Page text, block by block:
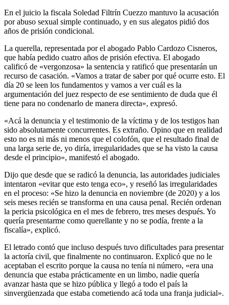
En el juicio la fiscala Soledad Filtrín Cuezzo mantuvo la acusación
por abuso sexual simple continuado, y en sus alegatos pidió dos
años de prisión condicional.
La querella, representada por el abogado Pablo Cardozo Cisneros,
que había pedido cuatro años de prisión efectiva. El abogado
calificó de «vergonzosa» la sentencia y ratificó que presentarán un
recurso de casación. «Vamos a tratar de saber por qué ocurre esto. El
día 20 se leen los fundamentos y vamos a ver cuál es la
argumentación del juez respecto de ese sentimiento de duda que él
tiene para no condenarlo de manera directa», expresó.
«Acá la denuncia y el testimonio de la víctima y de los testigos han
sido absolutamente concurrentes. Es extraño. Opino que en realidad
esto no es ni más ni menos que el colofón, que el resultado final de
una larga serie de, yo diría, irregularidades que se ha visto la causa
desde el principio», manifestó el abogado.
Dijo que desde que se radicó la denuncia, las autoridades judiciales
intentaron «evitar que esto tenga eco», y reseñó las irregularidades
en el proceso: «Se hizo la denuncia en noviembre (de 2020) y a los
seis meses recién se transforma en una causa penal. Recién ordenan
la pericia psicológica en el mes de febrero, tres meses después. Yo
quería presentarme como querellante y no se podía, frente a la
fiscalía», explicó.
El letrado contó que incluso después tuvo dificultades para presentar
la actoría civil, que finalmente no continuaron. Explicó que no le
aceptaban el escrito porque la causa no tenía ni número, «era una
denuncia que estaba prácticamente en un limbo, nadie quería
avanzar hasta que se hizo pública y llegó a todo el país la
sinvergüenzada que estaba cometiendo acá toda una franja judicial».